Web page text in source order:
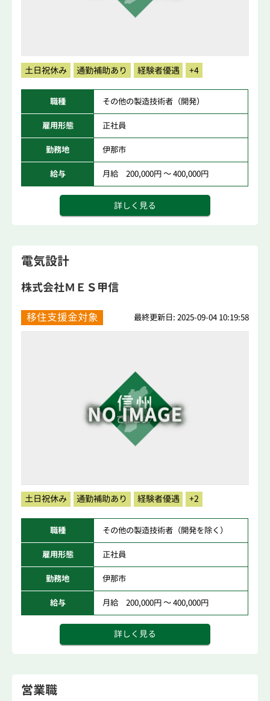
土日祝休み 通勤補助あり 経験者優遇 +4
職種 その他の製造技術者（開発）
雇用形態 正社員
勤務地 伊那市
給与 月給 200,000円 ～ 400,000円
詳しく見る
電気設計
株式会社ＭＥＳ甲信
移住支援金対象 最終更新日: 2025-09-04 10:19:58
土日祝休み 通勤補助あり 経験者優遇 +2
職種 その他の製造技術者（開発を除く）
雇用形態 正社員
勤務地 伊那市
給与 月給 200,000円 ～ 400,000円
詳しく見る
営業職